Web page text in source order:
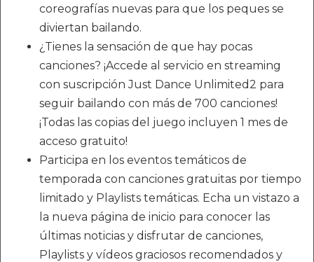
coreografías nuevas para que los peques se
diviertan bailando.
¿Tienes la sensación de que hay pocas
canciones? ¡Accede al servicio en streaming
con suscripción Just Dance Unlimited2 para
seguir bailando con más de 700 canciones!
¡Todas las copias del juego incluyen 1 mes de
acceso gratuito!
Participa en los eventos temáticos de
temporada con canciones gratuitas por tiempo
limitado y Playlists temáticas. Echa un vistazo a
la nueva página de inicio para conocer las
últimas noticias y disfrutar de canciones,
Playlists y vídeos graciosos recomendados y